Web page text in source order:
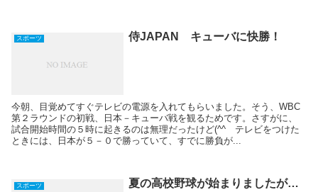
スポーツ 侍JAPAN キューバに快勝！
今朝、目覚めてすぐテレビの電源を入れてもらいました。そう、WBC
第２ラウンドの初戦、日本－キューバ戦を観るためです。さすがに、
試合開始時間の５時に起きるのは無理だったけど(^^ゞテレビをつけた
ときには、日本が５－０で勝っていて、すでに勝負が...
スポーツ 夏の高校野球が始まりましたが…